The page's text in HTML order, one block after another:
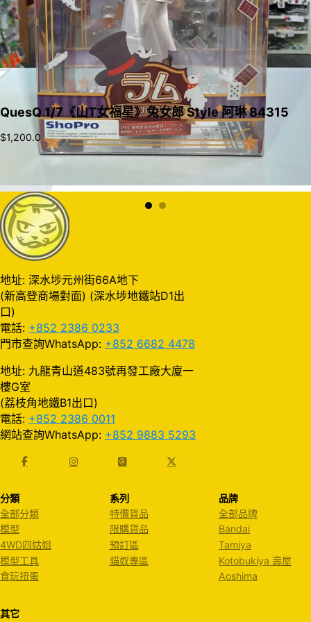
QuesQ 1/7《山T女福星》兔女郎 Style 阿琳 84315
$1,200.0
地址: 深水埗元州街66A地下
(新高登商場對面) (深水埗地鐵站D1出
口)
電話: +852 2386 0233
門市查詢WhatsApp: +852 6682 4478
地址: 九龍青山道483號再發工廠大廈一
樓G室
(荔枝角地鐵B1出口)
電話: +852 2386 0011
網站查詢WhatsApp: +852 9883 5293
分類
全部分類
模型
4WD四姑姐
模型工具
食玩扭蛋
系列
特價貨品
限購貨品
預訂區
貓奴專區
品牌
全部品牌
Bandai
Tamiya
Kotobukiya 壽屋
Aoshima
其它